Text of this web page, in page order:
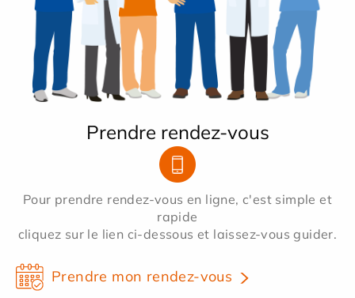
Prendre rendez-vous
Pour prendre rendez-vous en ligne, c'est simple et
rapide
cliquez sur le lien ci-dessous et laissez-vous guider.
Prendre mon rendez-vous